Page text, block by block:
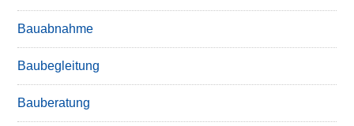
Bauabnahme
Baubegleitung
Bauberatung